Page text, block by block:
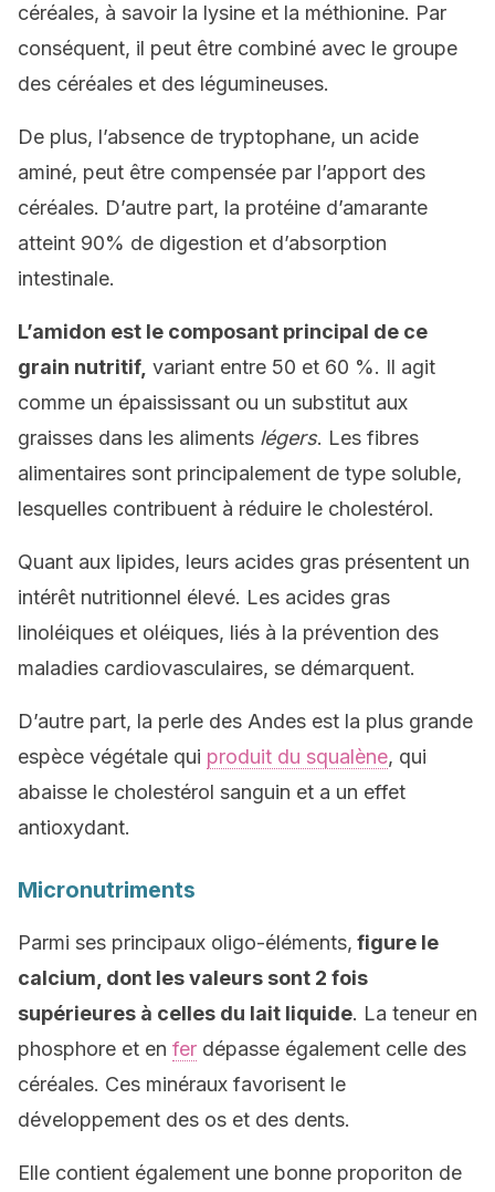
céréales, à savoir la lysine et la méthionine. Par
conséquent, il peut être combiné avec le groupe
des céréales et des légumineuses.
De plus, l’absence de tryptophane, un acide
aminé, peut être compensée par l’apport des
céréales. D’autre part, la protéine d’amarante
atteint 90% de digestion et d’absorption
intestinale.
L’amidon est le composant principal de ce
grain nutritif, variant entre 50 et 60 %. Il agit
comme un épaississant ou un substitut aux
graisses dans les aliments légers. Les fibres
alimentaires sont principalement de type soluble,
lesquelles contribuent à réduire le cholestérol.
Quant aux lipides, leurs acides gras présentent un
intérêt nutritionnel élevé. Les acides gras
linoléiques et oléiques, liés à la prévention des
maladies cardiovasculaires, se démarquent.
D’autre part, la perle des Andes est la plus grande
espèce végétale qui produit du squalène, qui
abaisse le cholestérol sanguin et a un effet
antioxydant.
Micronutriments
Parmi ses principaux oligo-éléments, figure le
calcium, dont les valeurs sont 2 fois
supérieures à celles du lait liquide. La teneur en
phosphore et en fer dépasse également celle des
céréales. Ces minéraux favorisent le
développement des os et des dents.
Elle contient également une bonne proporiton de